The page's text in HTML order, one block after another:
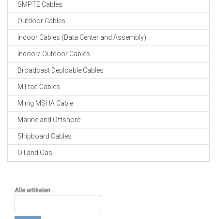
GEVLOCHTEN KOUS
KRIMP KOUS
KOPER KABEL
OP ROL
FIBER CABLE
GE-ASSEMBLEERDE
CABLE EQUIPEMENTS
SMPTE Cables
Outdoor Cables
Indoor Cables (Data Center and Assembly)
Indoor/ Outdoor Cables
Broadcast Deploable Cables
Mil-tac Cables
Minig MSHA Cable
Marine and Offshore
Shipboard Cables
Oil and Gas
Alle artikelen